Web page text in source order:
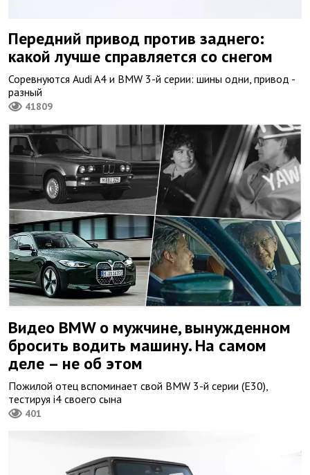
Передний привод против заднего:
какой лучше справляется со снегом
Соревнуются Audi A4 и BMW 3-й серии: шины одни, привод -
разный
41809
Видео BMW о мужчине, вынужденном
бросить водить машину. На самом
деле – не об этом
Пожилой отец вспоминает свой BMW 3-й серии (E30),
тестируя i4 своего сына
401